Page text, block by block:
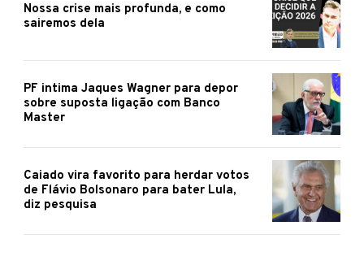
Nossa crise mais profunda, e como
sairemos dela
PF intima Jaques Wagner para depor
sobre suposta ligação com Banco
Master
Caiado vira favorito para herdar votos
de Flávio Bolsonaro para bater Lula,
diz pesquisa